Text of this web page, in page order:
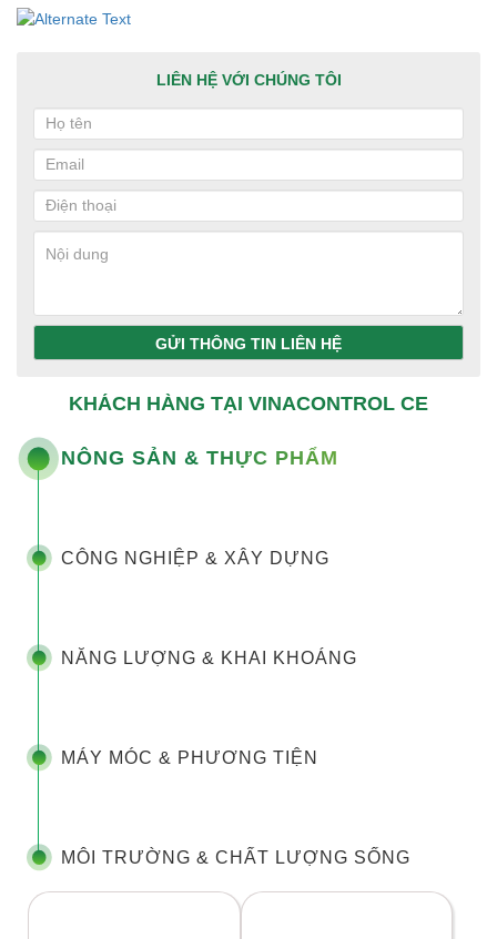
LIÊN HỆ VỚI CHÚNG TÔI
GỬI THÔNG TIN LIÊN HỆ
KHÁCH HÀNG TẠI VINACONTROL CE
NÔNG SẢN & THỰC PHẨM
CÔNG NGHIỆP & XÂY DỰNG
NĂNG LƯỢNG & KHAI KHOÁNG
MÁY MÓC & PHƯƠNG TIỆN
MÔI TRƯỜNG & CHẤT LƯỢNG SỐNG